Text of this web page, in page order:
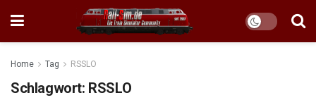
Home Tag RSSLO
Schlagwort: RSSLO